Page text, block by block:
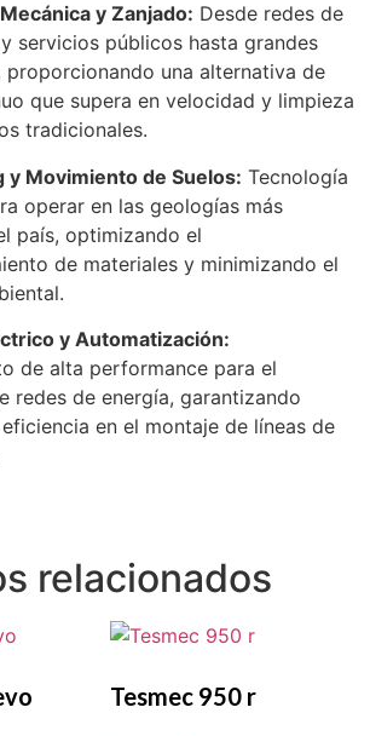
y Zanjado: Desde redes de
servicios públicos hasta grandes
proporcionando una alternativa de
que supera en velocidad y limpieza
tradicionales.
y Movimiento de Suelos: Tecnología
operar en las geologías más
país, optimizando el
de materiales y minimizando el
y Automatización:
de alta performance para el
redes de energía, garantizando
en el montaje de líneas de
relacionados
Tesmec 950 r